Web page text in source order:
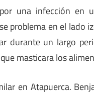
una infección en
problema en el lado
durante un largo
masticara los
en Atapuerca.